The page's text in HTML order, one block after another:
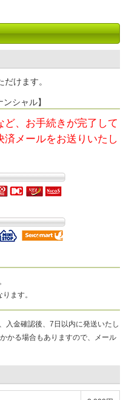
けます。
ンシャル】
、お手続きが完了して
済メールをお送りいたし
ます。
入金確認後、7日以内に発送いたし
かる場合もありますので、メール